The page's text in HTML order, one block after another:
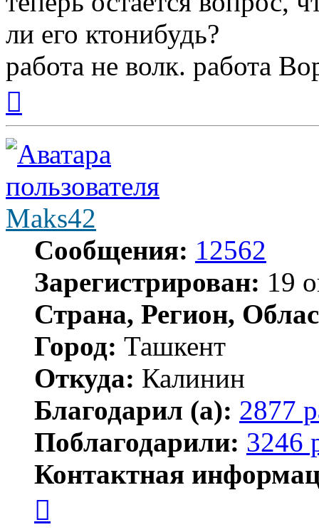
ли его ктонибудь?
работа не волк. работа
началу
Maks42
Сообщения: 12562
Зарегистрирован: 19
Страна, Регион,
Город: Ташкент
Откуда: Калинин
Благодарил (а): 2877
Поблагодарили: 3246
Контактная
пользователя